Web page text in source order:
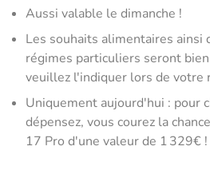
Aussi valable le dimanche !
Les souhaits alimentaires
régimes particuliers seront
veuillez l'indiquer lors de votre
Uniquement aujourd'hui : pour
dépensez, vous courez la
17 Pro d'une valeur de 1 329€ !